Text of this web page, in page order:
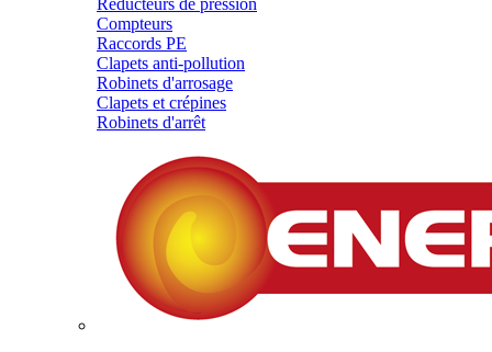
Réducteurs de pression
Compteurs
Raccords PE
Clapets anti-pollution
Robinets d'arrosage
Clapets et crépines
Robinets d'arrêt